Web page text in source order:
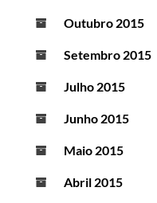
Outubro 2015
Setembro 2015
Julho 2015
Junho 2015
Maio 2015
Abril 2015